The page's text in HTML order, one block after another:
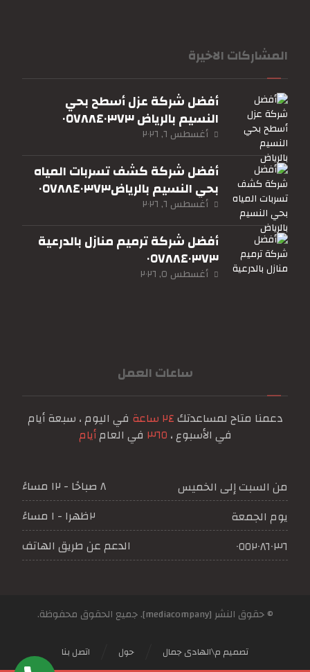
المشاركات الاخيرة
أفضل شركة عزل أسطح بحي
النسيم بالرياض ٠٥٧٨٨٤٠٣٧٣
أغسطس ٦, ٢٠٢٦
أفضل شركة كشف تسربات المياه
بحي النسيم بالرياض٠٥٧٨٨٤٠٣٧٣
أغسطس ٦, ٢٠٢٦
أفضل شركة ترميم منازل بالدرعية
٠٥٧٨٨٤٠٣٧٣
أغسطس ٥, ٢٠٢٦
ساعات العمل
دعمنا متاح لمساعدتك٢٤ ساعة
في اليوم ، سبعة أيام
في الأسبوع ، ٣٦٥ في العامأيام
من السبت إلى الخميس
٨ صباحًا - ١٢ مساءً
يوم الجمعة
٢ظهرا - ١ مساءً
٠٥٥٢٠٨٦٠٣٦
الدعم عن طريق الهاتف
© حقوق النشر [mediacompany]. جميع الحقوق محفوظة.
اتصل بنا حول تصميم م\الهادى جمال